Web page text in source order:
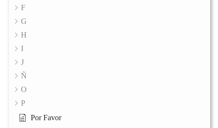
F
G
H
I
J
Ñ
O
P
Por Favor